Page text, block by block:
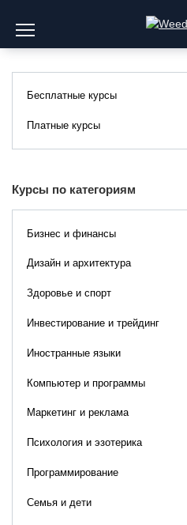
содержанию
Бесплатные курсы
Платные курсы
Курсы по категориям
Бизнес и финансы
Дизайн и архитектура
Здоровье и спорт
Инвестирование и трейдинг
Иностранные языки
Компьютер и программы
Маркетинг и реклама
Психология и эзотерика
Программирование
Семья и дети